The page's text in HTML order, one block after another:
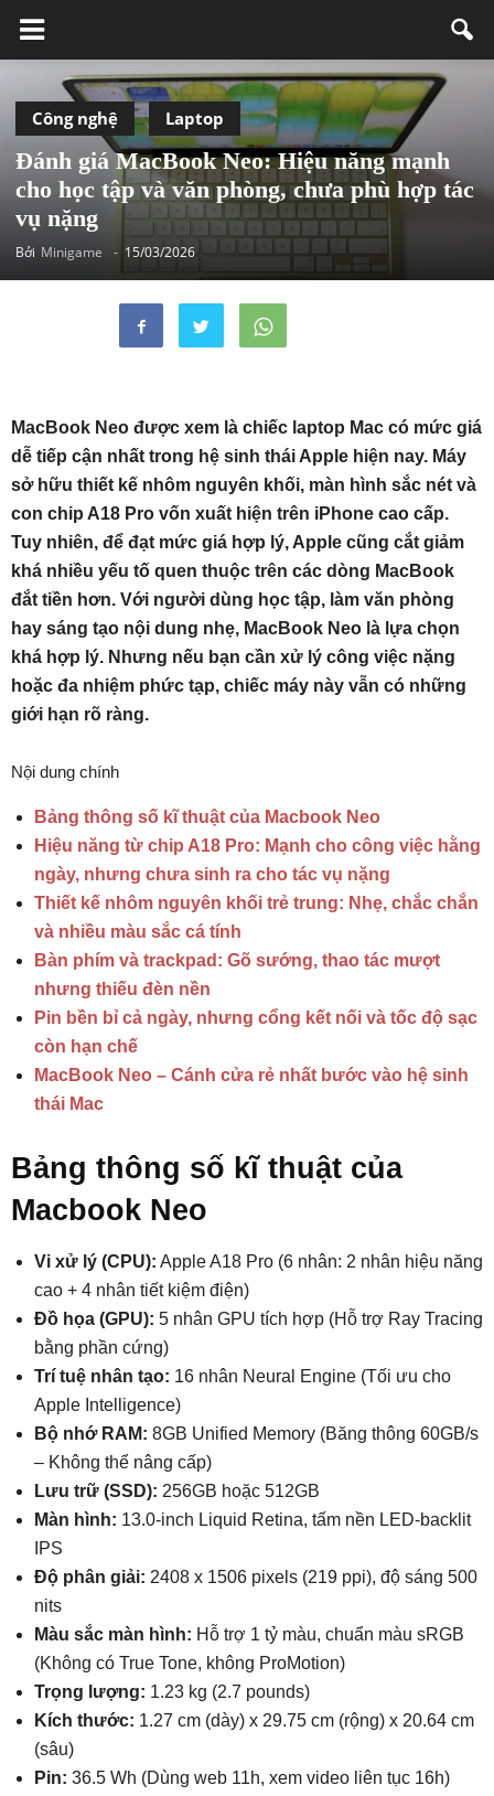
Công nghệ Laptop
Đánh giá MacBook Neo: Hiệu năng mạnh
cho học tập và văn phòng, chưa phù hợp tác
vụ nặng
Bởi Minigame - 15/03/2026
MacBook Neo được xem là chiếc laptop Mac có mức giá
dễ tiếp cận nhất trong hệ sinh thái Apple hiện nay. Máy
sở hữu thiết kế nhôm nguyên khối, màn hình sắc nét và
con chip A18 Pro vốn xuất hiện trên iPhone cao cấp.
Tuy nhiên, để đạt mức giá hợp lý, Apple cũng cắt giảm
khá nhiều yếu tố quen thuộc trên các dòng MacBook
đắt tiền hơn. Với người dùng học tập, làm văn phòng
hay sáng tạo nội dung nhẹ, MacBook Neo là lựa chọn
khá hợp lý. Nhưng nếu bạn cần xử lý công việc nặng
hoặc đa nhiệm phức tạp, chiếc máy này vẫn có những
giới hạn rõ ràng.
Nội dung chính
Bảng thông số kĩ thuật của Macbook Neo
Hiệu năng từ chip A18 Pro: Mạnh cho công việc hằng
ngày, nhưng chưa sinh ra cho tác vụ nặng
Thiết kế nhôm nguyên khối trẻ trung: Nhẹ, chắc chắn
và nhiều màu sắc cá tính
Bàn phím và trackpad: Gõ sướng, thao tác mượt
nhưng thiếu đèn nền
Pin bền bỉ cả ngày, nhưng cổng kết nối và tốc độ sạc
còn hạn chế
MacBook Neo – Cánh cửa rẻ nhất bước vào hệ sinh
thái Mac
Bảng thông số kĩ thuật của
Macbook Neo
Vi xử lý (CPU): Apple A18 Pro (6 nhân: 2 nhân hiệu năng
cao + 4 nhân tiết kiệm điện)
Đồ họa (GPU): 5 nhân GPU tích hợp (Hỗ trợ Ray Tracing
bằng phần cứng)
Trí tuệ nhân tạo: 16 nhân Neural Engine (Tối ưu cho
Apple Intelligence)
Bộ nhớ RAM: 8GB Unified Memory (Băng thông 60GB/s
– Không thể nâng cấp)
Lưu trữ (SSD): 256GB hoặc 512GB
Màn hình: 13.0-inch Liquid Retina, tấm nền LED-backlit
IPS
Độ phân giải: 2408 x 1506 pixels (219 ppi), độ sáng 500
nits
Màu sắc màn hình: Hỗ trợ 1 tỷ màu, chuẩn màu sRGB
(Không có True Tone, không ProMotion)
Trọng lượng: 1.23 kg (2.7 pounds)
Kích thước: 1.27 cm (dày) x 29.75 cm (rộng) x 20.64 cm
(sâu)
Pin: 36.5 Wh (Dùng web 11h, xem video liên tục 16h)